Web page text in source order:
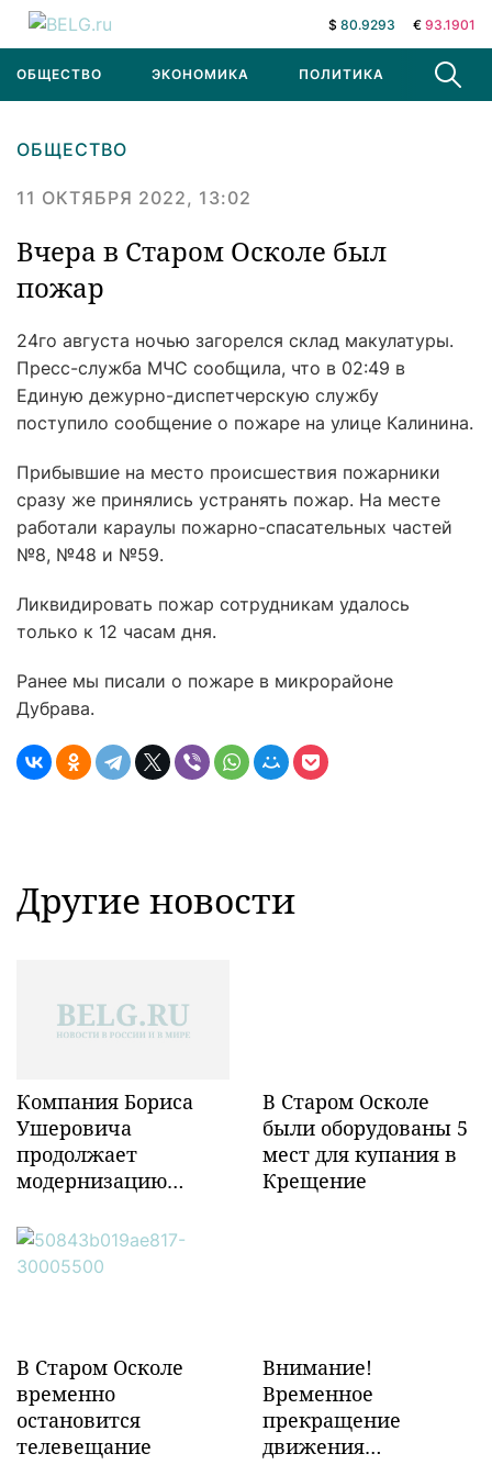
$ 80.9293 € 93.1901
ОБЩЕСТВО ЭКОНОМИКА ПОЛИТИКА В МИРЕ
ОБЩЕСТВО
11 ОКТЯБРЯ 2022, 13:02
Вчера в Старом Осколе был
пожар
24го августа ночью загорелся склад макулатуры.
Пресс-служба МЧС сообщила, что в 02:49 в
Единую дежурно-диспетчерскую службу
поступило сообщение о пожаре на улице Калинина.
Прибывшие на место происшествия пожарники
сразу же принялись устранять пожар. На месте
работали караулы пожарно-спасательных частей
№8, №48 и №59.
Ликвидировать пожар сотрудникам удалось
только к 12 часам дня.
Ранее мы писали о пожаре в микрорайоне
Дубрава.
Другие новости
Компания Бориса
Ушеровича
продолжает
модернизацию
инфраструктуры в
Забайкалье
В Старом Осколе
были оборудованы 5
мест для купания в
Крещение
В Старом Осколе
временно
остановится
телевещание
Внимание!
Временное
прекращение
движения